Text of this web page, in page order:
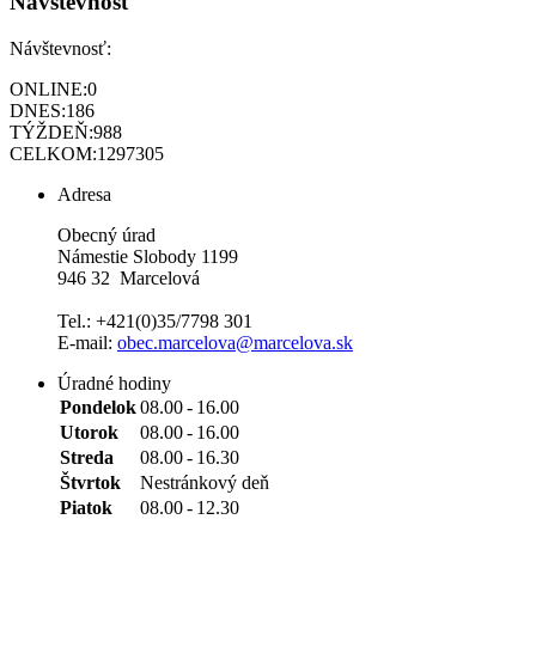
Návštevnosť:
ONLINE:0
DNES:186
TÝŽDEŇ:988
CELKOM:1297305
Adresa
Obecný úrad
Námestie Slobody 1199
946 32 Marcelová
Tel.: +421(0)35/7798 301
E-mail: obec.marcelova@marcelova.sk
Úradné hodiny
Pondelok08.00- 16.00
Utorok
08.00- 16.00
Streda
08.00- 16.30
Štvrtok
Nestránkový deň
Piatok
08.00- 12.30